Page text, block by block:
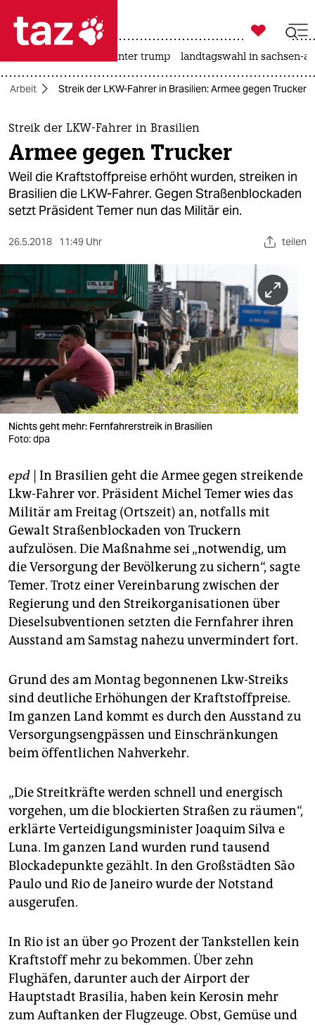
 taz zahl ich
taz zahl ich
themen
politik
öko
sport
berlin
nord
wahrheit
verlag
verlag
veranstaltungen
shop
fragen & hilfe
unterstützen
abo
genossenschaft
epaper login

taz zahl ich
usa unter trump landtagswahl in sachsen-
Arbeit Streik der LKW-Fahrer in Brasilien: Armee gegen Trucker
Streik der LKW-Fahrer in Brasilien
Armee gegen Trucker
Weil die Kraftstoffpreise erhöht wurden, streiken in
Brasilien die LKW-Fahrer. Gegen Straßenblockaden
setzt Präsident Temer nun das Militär ein.
26.5.2018 11:49 Uhr teilen
Nichts geht mehr: Fernfahrerstreik in Brasilien
Foto: dpa
epd | In Brasilien geht die Armee gegen streikende
Lkw-Fahrer vor. Präsident Michel Temer wies das
Militär am Freitag (Ortszeit) an, notfalls mit
Gewalt Straßenblockaden von Truckern
aufzulösen. Die Maßnahme sei „notwendig, um
die Versorgung der Bevölkerung zu sichern“, sagte
Temer. Trotz einer Vereinbarung zwischen der
Regierung und den Streikorganisationen über
Dieselsubventionen setzten die Fernfahrer ihren
Ausstand am Samstag nahezu unvermindert fort.
Grund des am Montag begonnenen Lkw-Streiks
sind deutliche Erhöhungen der Kraftstoffpreise.
Im ganzen Land kommt es durch den Ausstand zu
Versorgungsengpässen und Einschränkungen
beim öffentlichen Nahverkehr.
„Die Streitkräfte werden schnell und energisch
vorgehen, um die blockierten Straßen zu räumen“,
erklärte Verteidigungsminister Joaquim Silva e
Luna. Im ganzen Land wurden rund tausend
Blockadepunkte gezählt. In den Großstädten São
Paulo und Rio de Janeiro wurde der Notstand
ausgerufen.
In Rio ist an über 90 Prozent der Tankstellen kein
Kraftstoff mehr zu bekommen. Über zehn
Flughäfen, darunter auch der Airport der
Hauptstadt Brasilia, haben kein Kerosin mehr
zum Auftanken der Flugzeuge. Obst, Gemüse und